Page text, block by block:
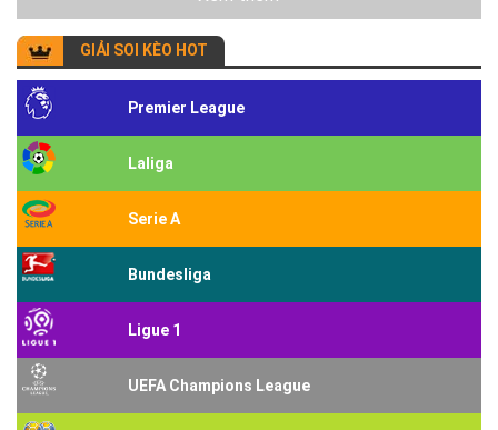
GIẢI SOI KÈO HOT
Premier League
Laliga
Serie A
Bundesliga
Ligue 1
UEFA Champions League